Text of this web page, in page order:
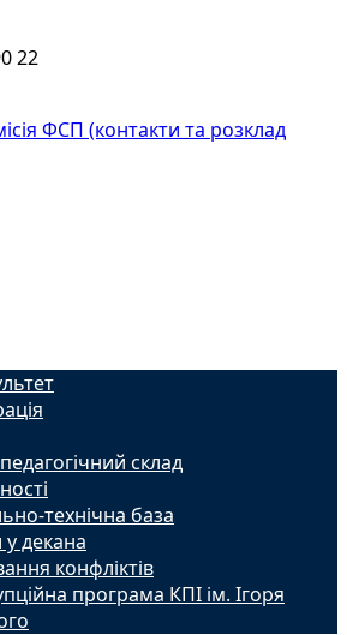
22
ФСП (контакти та розклад
склад
технічна база
декана
конфліктів
програма КПІ ім. Ігоря